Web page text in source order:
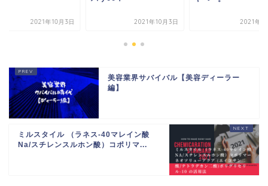
2021年10月3日 2021年10月3日 2021年8
美容業界サバイバル【美容ディーラー
編】
ミルスタイル （ラネス-40マレイン酸
Na/スチレンスルホン酸）コポリマ...